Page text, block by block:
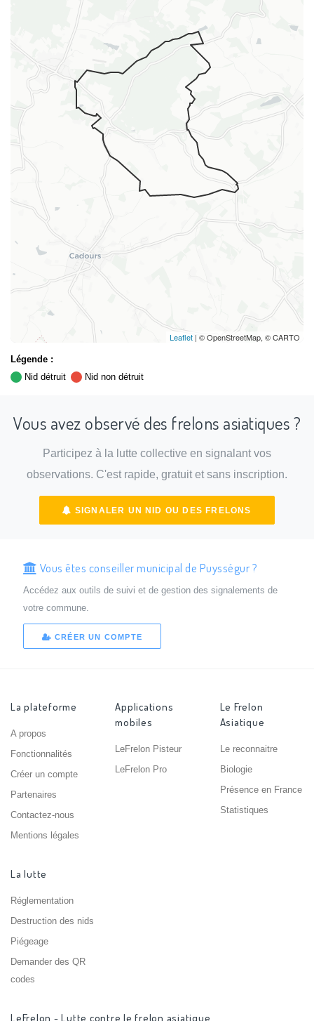
Leaflet | © OpenStreetMap, © CARTO
Légende :
Nid détruit
Nid non détruit
Vous avez observé des frelons asiatiques ?
Participez à la lutte collective en signalant vos
observations. C'est rapide, gratuit et sans inscription.
SIGNALER UN NID OU DES FRELONS
Vous êtes conseiller municipal de Puysségur ?
Accédez aux outils de suivi et de gestion des signalements de
votre commune.
CRÉER UN COMPTE
La plateforme
A propos
Fonctionnalités
Créer un compte
Partenaires
Contactez-nous
Mentions légales
Applications
mobiles
LeFrelon Pisteur
LeFrelon Pro
Le Frelon
Asiatique
Le reconnaitre
Biologie
Présence en France
Statistiques
La lutte
Réglementation
Destruction des nids
Piégeage
Demander des QR
codes
LeFrelon - Lutte contre le frelon asiatique